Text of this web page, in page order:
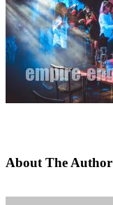
About The Author